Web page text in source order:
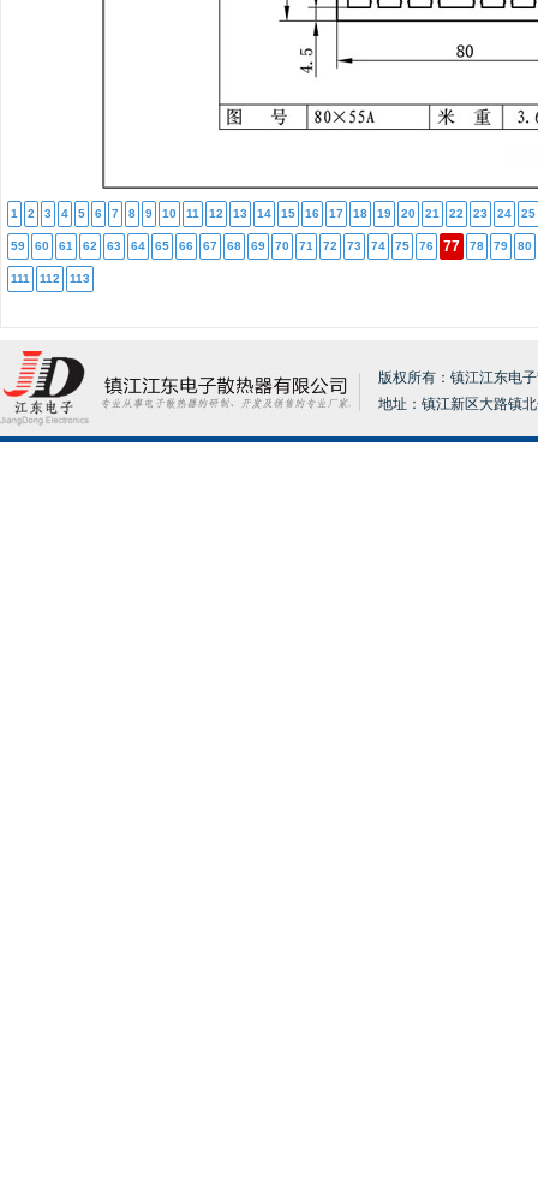
1 2 3 4 5 6 7 8 9 10 11 12 13 14 15 16 17 18 19 20 21 22 23 24 25
59 60 61 62 63 64 65 66 67 68 69 70 71 72 73 74 75 76 77 78 79 80
111 112 113
版权所有：镇江江东电
地址：镇江新区大路镇